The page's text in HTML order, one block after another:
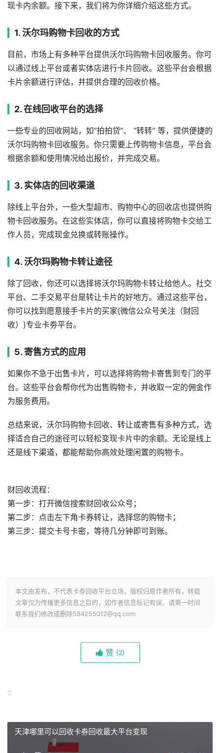
现卡内余额。接下来，我们将为你详细介绍这些方式。
1. 沃尔玛购物卡回收的方式
目前，市场上有多种平台提供沃尔玛购物卡回收服务。你可
以通过线上平台或者实体店进行卡片回收。这些平台会根据
卡片余额进行评估，并提供合理的回收价格。
2. 在线回收平台的选择
一些专业的回收网站，如“拍拍贷”、 “转转” 等，提供便捷的
沃尔玛购物卡回收服务。你只需要上传购物卡信息，平台会
根据余额和使用情况给出报价，并完成交易。
3. 实体店的回收渠道
除线上平台外，一些大型超市、购物中心的回收店也提供购
物卡回收服务。在这些实体店，你可以直接将购物卡交给工
作人员，完成现金兑换或转账操作。
4. 沃尔玛购物卡转让途径
除了回收，你还可以选择将沃尔玛购物卡转让给他人。社交
平台、二手交易平台是转让卡片的好地方。通过这些平台，
你可以找到愿意接手卡片的买家{微信公众号关注（财回
收）}专业卡劵平台。
5. 寄售方式的应用
如果你不急于出售卡片，可以选择将购物卡寄售到专门的平
台。这些平台会帮你代为出售购物卡，并收取一定的佣金作
为服务费用。
总结来说，沃尔玛购物卡回收、转让或寄售有多种方式，选
择适合自己的途径可以轻松变现卡片中的余额。无论是线上
还是线下渠道，都能帮助你高效处理闲置的购物卡。
财回收流程：
第一步：打开微信搜索财回收公众号；
第二步：点击左下角卡券转让，选择您的购物卡；
第三步：提交卡号卡密，等待几分钟即可到账。
本文由发布，不代表卡劵回收平台立场，版权归原作者所有，转载
文章仅为传播更多信息之目的，如作者信息标记有误，请第一时间
联系我们修改或删除584255012@qq.com
赞 (2)
0
天津哪里可以回收卡券回收最大平台变现